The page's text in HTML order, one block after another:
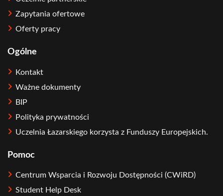
Zapytania ofertowe
Oferty pracy
Ogólne
Kontakt
Ważne dokumenty
BIP
Polityka prywatności
Uczelnia Łazarskiego korzysta z Funduszy Europejskich.
Pomoc
Centrum Wsparcia i Rozwoju Dostępności (CWiRD)
Student Help Desk